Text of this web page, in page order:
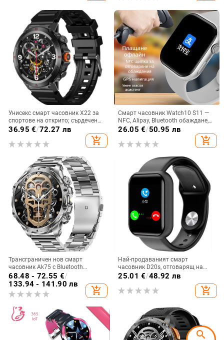
Унисекс смарт часовник X22 за
спортове на открито; сърдечен
ритъм, кръвно налягане, сън,
кръвно кислород, Bluetooth
обаждания
36.95 €/72.27 лв
add_shopping_cart
Смарт часовник Watch10 S11 —
NFC, Alipay, Bluetooth обаждане,
мониторинг на сърдечния ритъм
26.05 €/50.95 лв
add_shopping_cart
Трансграничен нов смарт
часовник Ak75 с Bluetooth
обаждане, измерване на пулса,
кръвен кислород, кръвно
налягане, външен, тристранен,
мъжки фото часовник
68.48 - 72.55 €/
133.94 - 141.90 лв
add_shopping_cart
Най-продаваният смарт
часовник D20s, отговарящ на
телефонни обаждания Y68
спортна гривна за разговори
Bluetooth спортен крачкомер
25.01 €/48.92 лв
add_shopping_cart
search